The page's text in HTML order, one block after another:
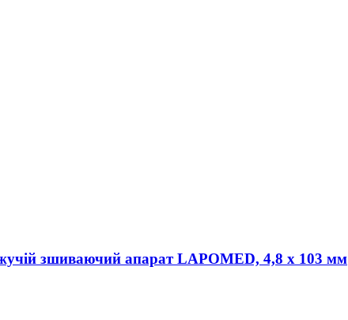
зшиваючий апарат LAPOMED, 4,8 х 103 мм